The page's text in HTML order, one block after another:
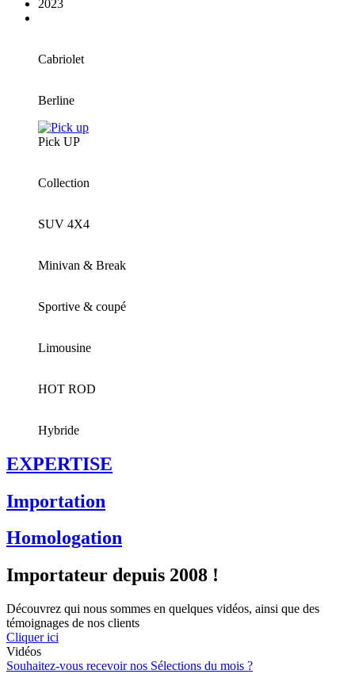
2023
Cabriolet
Berline
Pick UP
Collection
SUV 4X4
Minivan & Break
Sportive & coupé
Limousine
HOT ROD
Hybride
EXPERTISE
Importation
Homologation
Importateur depuis 2008 !
Découvrez qui nous sommes en quelques vidéos, ainsi que des
témoignages de nos clients
Cliquer ici
Vidéos
Souhaitez-vous recevoir nos Sélections du mois ?